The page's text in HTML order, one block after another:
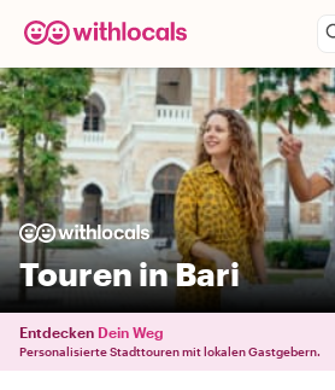
Touren in Bari
Entdecken Dein Weg
Personalisierte Stadttouren mit lokalen Gastgebern.